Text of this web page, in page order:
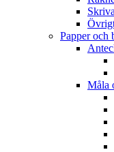
Papper och
Måla